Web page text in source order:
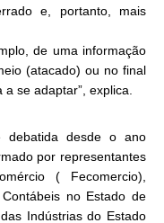
e, portanto, mais
de uma informação
(atacado) ou no final
se adaptar”, explica.
debatida desde o ano
por representantes
( Fecomercio),
no Estado de
Indústrias do Estado